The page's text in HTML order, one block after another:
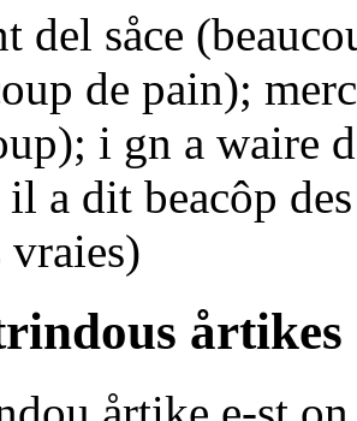
del såce
de pain);
i gn a waire
il a dit beacôp
vraies)
årtikes